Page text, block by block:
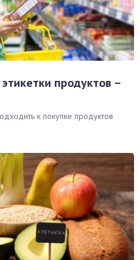
продуктов –
к покупке продуктов